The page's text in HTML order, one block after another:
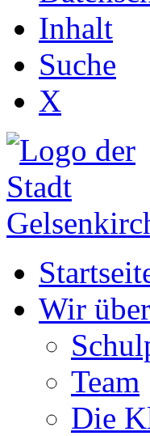
Inhalt
Suche
X
Wir
Team
Die